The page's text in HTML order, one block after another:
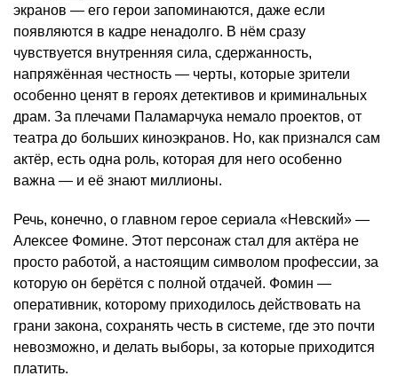
экранов — его герои запоминаются, даже если
появляются в кадре ненадолго. В нём сразу
чувствуется внутренняя сила, сдержанность,
напряжённая честность — черты, которые зрители
особенно ценят в героях детективов и криминальных
драм. За плечами Паламарчука немало проектов, от
театра до больших киноэкранов. Но, как признался сам
актёр, есть одна роль, которая для него особенно
важна — и её знают миллионы.
Речь, конечно, о главном герое сериала «Невский» —
Алексее Фомине. Этот персонаж стал для актёра не
просто работой, а настоящим символом профессии, за
которую он берётся с полной отдачей. Фомин —
оперативник, которому приходилось действовать на
грани закона, сохранять честь в системе, где это почти
невозможно, и делать выборы, за которые приходится
платить.